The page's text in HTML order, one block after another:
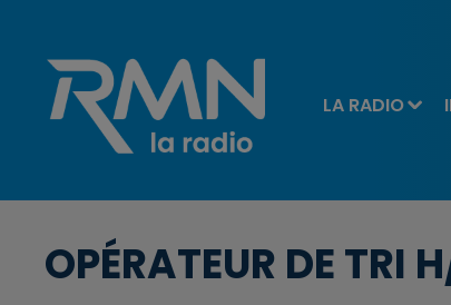
LA RADIO
OPÉRATEUR DE TRI